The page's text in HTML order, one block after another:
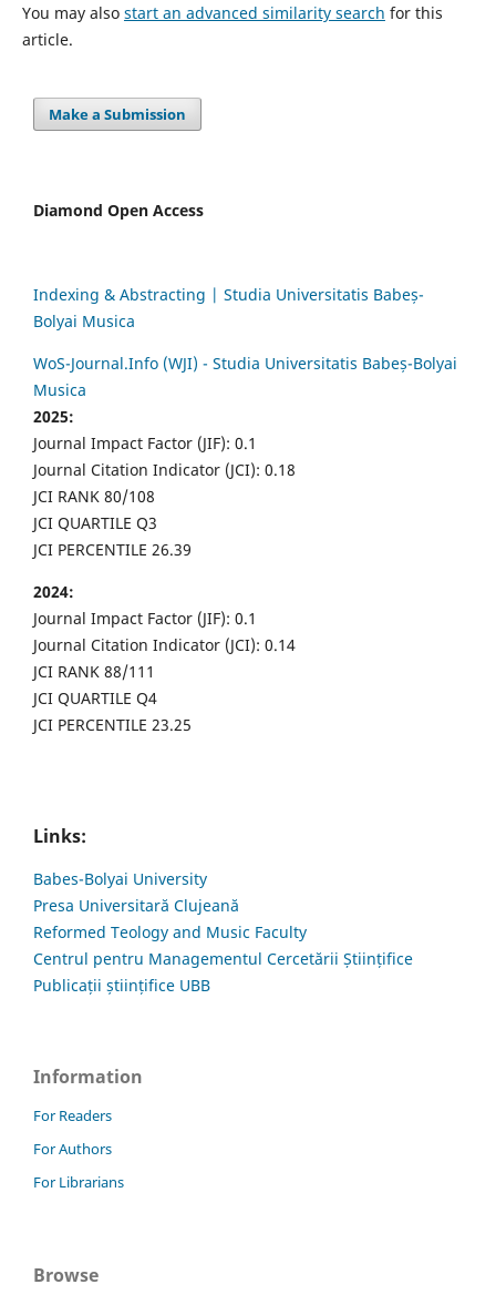
You may also start an advanced similarity search for this
article.
Make a Submission
Diamond Open Access
Indexing & Abstracting | Studia Universitatis Babeș-
Bolyai Musica
WoS-Journal.Info (WJI) - Studia Universitatis Babeș-Bolyai
Musica
2025:
Journal Impact Factor (JIF): 0.1
Journal Citation Indicator (JCI): 0.18
JCI RANK 80/108
JCI QUARTILE Q3
JCI PERCENTILE 26.39
2024:
Journal Impact Factor (JIF): 0.1
Journal Citation Indicator (JCI): 0.14
JCI RANK 88/111
JCI QUARTILE Q4
JCI PERCENTILE 23.25
Links:
Babes-Bolyai University
Presa Universitară Clujeană
Reformed Teology and Music Faculty
Centrul pentru Managementul Cercetării Științifice
Publicații științifice UBB
Information
For Readers
For Authors
For Librarians
Browse